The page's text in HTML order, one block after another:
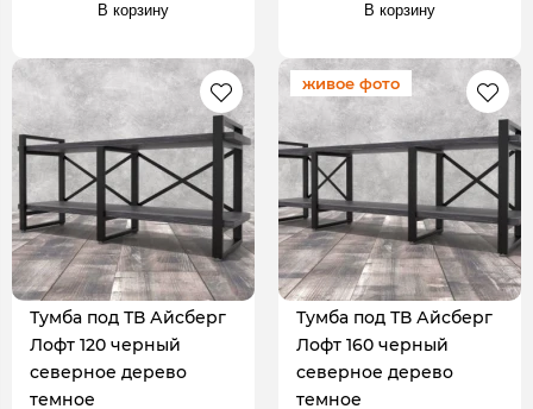
В корзину В корзину
Тумба под ТВ Айсберг
Лофт 120 черный
северное дерево
темное
живое фото
Тумба под ТВ Айсберг
Лофт 160 черный
северное дерево
темное